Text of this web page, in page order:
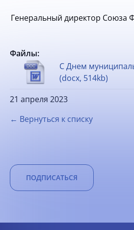
Генеральный директор Союза
Файлы:
С Днем
(docx, 514kb)
21 апреля 2023
← Вернуться к списку
ПОДПИСАТЬСЯ